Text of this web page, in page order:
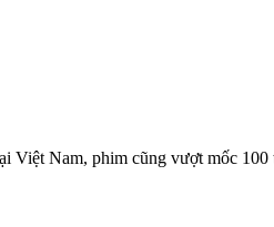
Việt Nam, phim cũng vượt mốc 100